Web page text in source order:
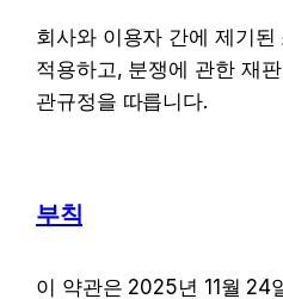
회사와 이용자 간에 제기
적용하고, 분쟁에 관한 재
관규정을 따릅니다.
부칙
이 약관은 2025년 11월 24